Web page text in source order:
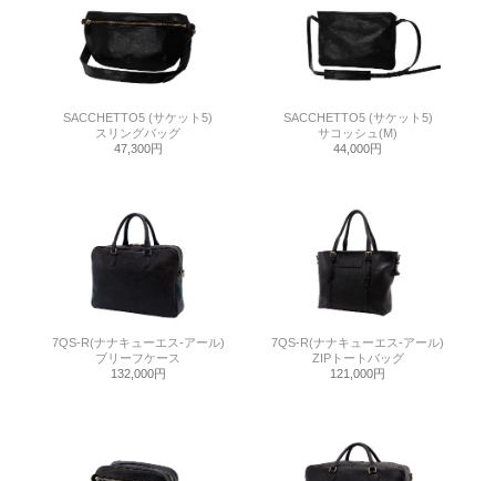
SACCHETTO5 (サケット5)
スリングバッグ
47,300円
SACCHETTO5 (サケット5)
サコッシュ(M)
44,000円
7QS-R(ナナキューエス-アール)
ブリーフケース
132,000円
7QS-R(ナナキューエス-アール)
ZIPトートバッグ
121,000円